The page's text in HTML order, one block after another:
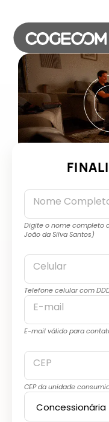
Nome
Digite o nome completo
João da Silva Santos)
Celular
Telefone celular com
E-mail
E-mail válido para
CEP
CEP da unidade